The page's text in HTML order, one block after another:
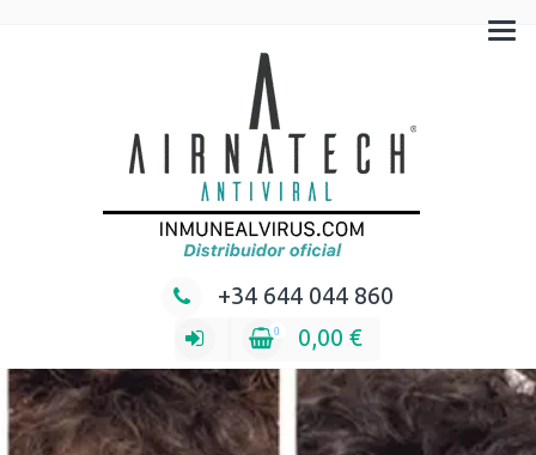
Mascarillas hechas en España
+34 644 044 860
0 0,00 €